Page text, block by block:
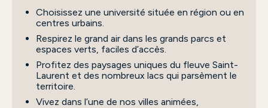
Choisissez une université située en région ou en
centres urbains.
Respirez le grand air dans les grands parcs et
espaces verts, faciles d’accès.
Profitez des paysages uniques du fleuve Saint-
Laurent et des nombreux lacs qui parsèment le
territoire.
Vivez dans l’une de nos villes animées,